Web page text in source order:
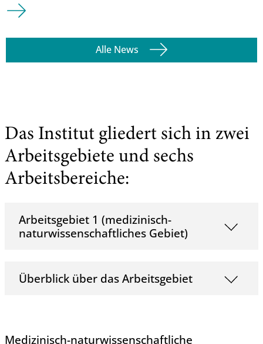
Alle News
Das Institut gliedert sich in zwei
Arbeitsgebiete und sechs
Arbeitsbereiche:
Arbeitsgebiet 1 (medizinisch-
naturwissenschaftliches Gebiet)
Überblick über das Arbeitsgebiet
Medizinisch-naturwissenschaftliche